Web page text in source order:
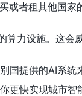
者租其他国家
力设施。这会
国提供的AI系
快实现城市智